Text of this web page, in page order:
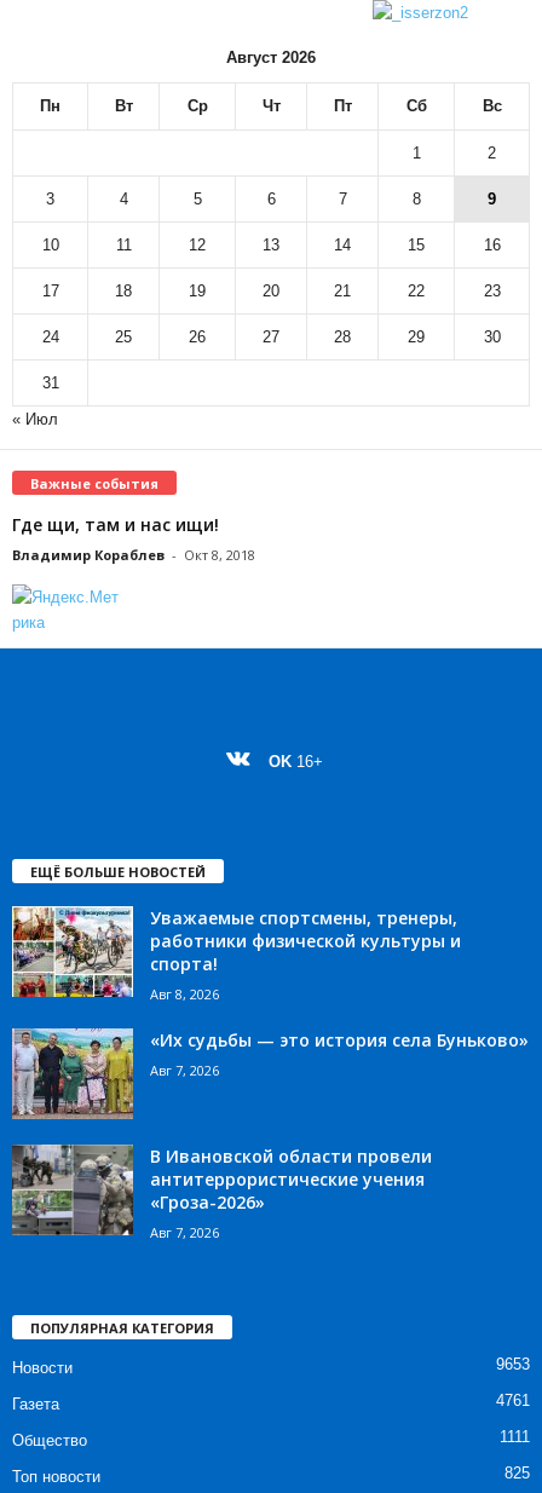
Август 2026
Пн Вт Ср Чт Пт Сб Вс
1 2
3 4 5 6 7 8 9
10 11 12 13 14 15 16
17 18 19 20 21 22 23
24 25 26 27 28 29 30
31
« Июл
Важные события
Где щи, там и нас ищи!
Владимир Кораблев - Окт 8, 2018
OK 16+
ЕЩЁ БОЛЬШЕ НОВОСТЕЙ
Уважаемые спортсмены, тренеры,
работники физической культуры и
спорта!
Авг 8, 2026
«Их судьбы — это история села Буньково»
Авг 7, 2026
В Ивановской области провели
антитеррористические учения
«Гроза-2026»
Авг 7, 2026
ПОПУЛЯРНАЯ КАТЕГОРИЯ
Новости 9653
Газета 4761
Общество 1111
Топ новости 825